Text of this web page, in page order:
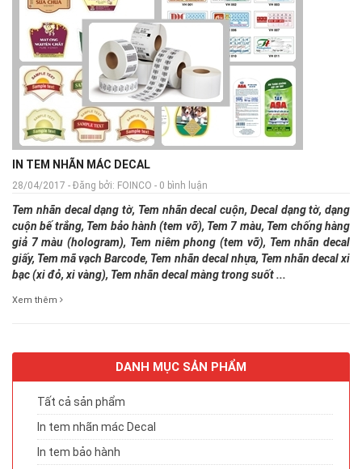
IN TEM NHÃN MÁC DECAL
28/04/2017 - Đăng bởi: FOINCO - 0 bình luận
Tem nhãn decal dạng tờ, Tem nhãn decal cuộn, Decal dạng tờ, dạng
cuộn bế trắng, Tem bảo hành (tem vỡ), Tem 7 màu, Tem chống hàng
giả 7 màu (hologram), Tem niêm phong (tem vỡ), Tem nhãn decal
giấy, Tem mã vạch Barcode, Tem nhãn decal nhựa, Tem nhãn decal xi
bạc (xi đỏ, xi vàng), Tem nhãn decal màng trong suốt ...
Xem thêm
DANH MỤC SẢN PHẨM
Tất cả sản phẩm
In tem nhãn mác Decal
In tem bảo hành